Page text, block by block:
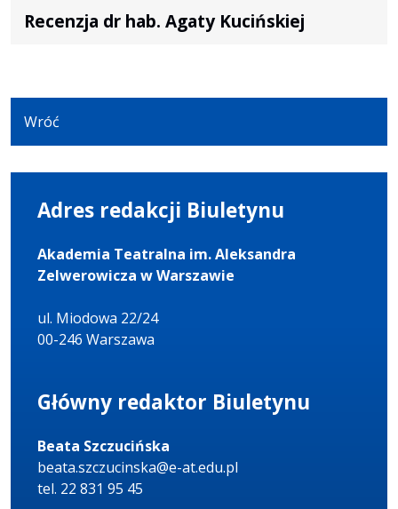
Recenzja dr hab. Agaty Kucińskiej
Wróć
Adres redakcji Biuletynu
Akademia Teatralna im. Aleksandra
Zelwerowicza w Warszawie
ul. Miodowa 22/24
00-246 Warszawa
Główny redaktor Biuletynu
Beata Szczucińska
beata.szczucinska@e-at.edu.pl
tel. 22 831 95 45